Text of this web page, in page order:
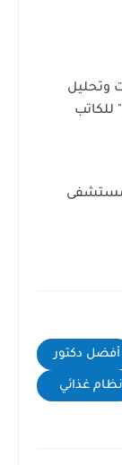
للكاتب
أفضل دكتور
نظام غذائي